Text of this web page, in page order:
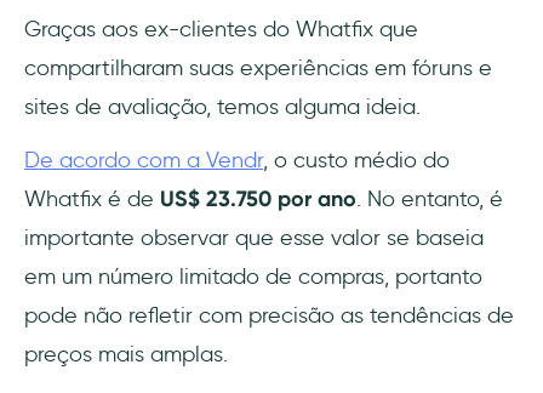
Graças aos ex-clientes do Whatfix que
compartilharam suas experiências em fóruns e
sites de avaliação, temos alguma ideia.
De acordo com a Vendr, o custo médio do
Whatfix é de US$ 23.750 por ano. No entanto, é
importante observar que esse valor se baseia
em um número limitado de compras, portanto
pode não refletir com precisão as tendências de
preços mais amplas.